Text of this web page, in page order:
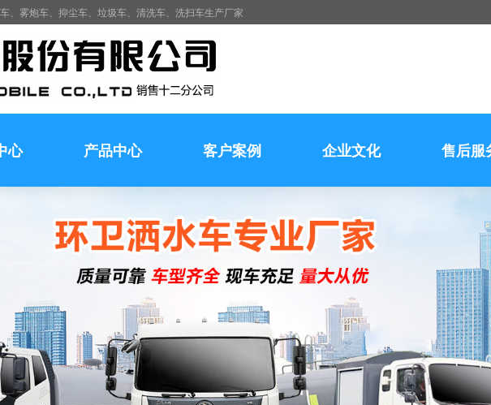
、雾炮车、抑尘车、垃圾车、清洗车、洗扫车生产厂家
心 产品中心 客户案例 企业文化 售后服